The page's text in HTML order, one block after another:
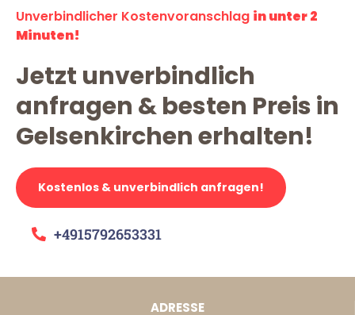
Unverbindlicher Kostenvoranschlag in unter 2
Minuten!
Jetzt unverbindlich
anfragen & besten Preis in
Gelsenkirchen erhalten!
Kostenlos & unverbindlich anfragen!
+4915792653331
ADRESSE